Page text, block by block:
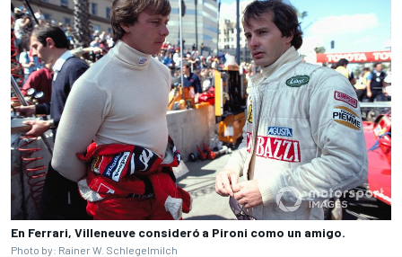
En Ferrari, Villeneuve consideró a Pironi como un amigo.
Photo by: Rainer W. Schlegelmilch